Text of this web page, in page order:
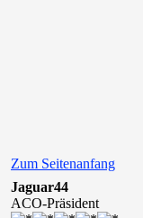
Zum Seitenanfang
Jaguar44
ACO-Präsident